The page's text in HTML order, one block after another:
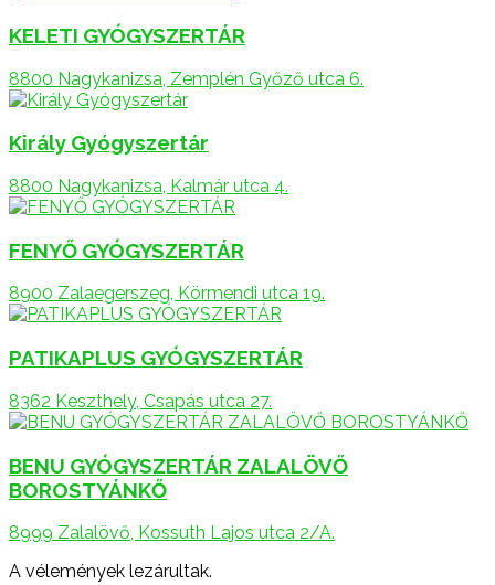
KELETI GYÓGYSZERTÁR
8800 Nagykanizsa, Zemplén Győző utca 6.
Király Gyógyszertár
8800 Nagykanizsa, Kalmár utca 4.
FENYŐ GYÓGYSZERTÁR
8900 Zalaegerszeg, Körmendi utca 19.
PATIKAPLUS GYÓGYSZERTÁR
8362 Keszthely, Csapás utca 27.
BENU GYÓGYSZERTÁR ZALALÖVŐ
BOROSTYÁNKŐ
8999 Zalalövő, Kossuth Lajos utca 2/A.
A vélemények lezárultak.